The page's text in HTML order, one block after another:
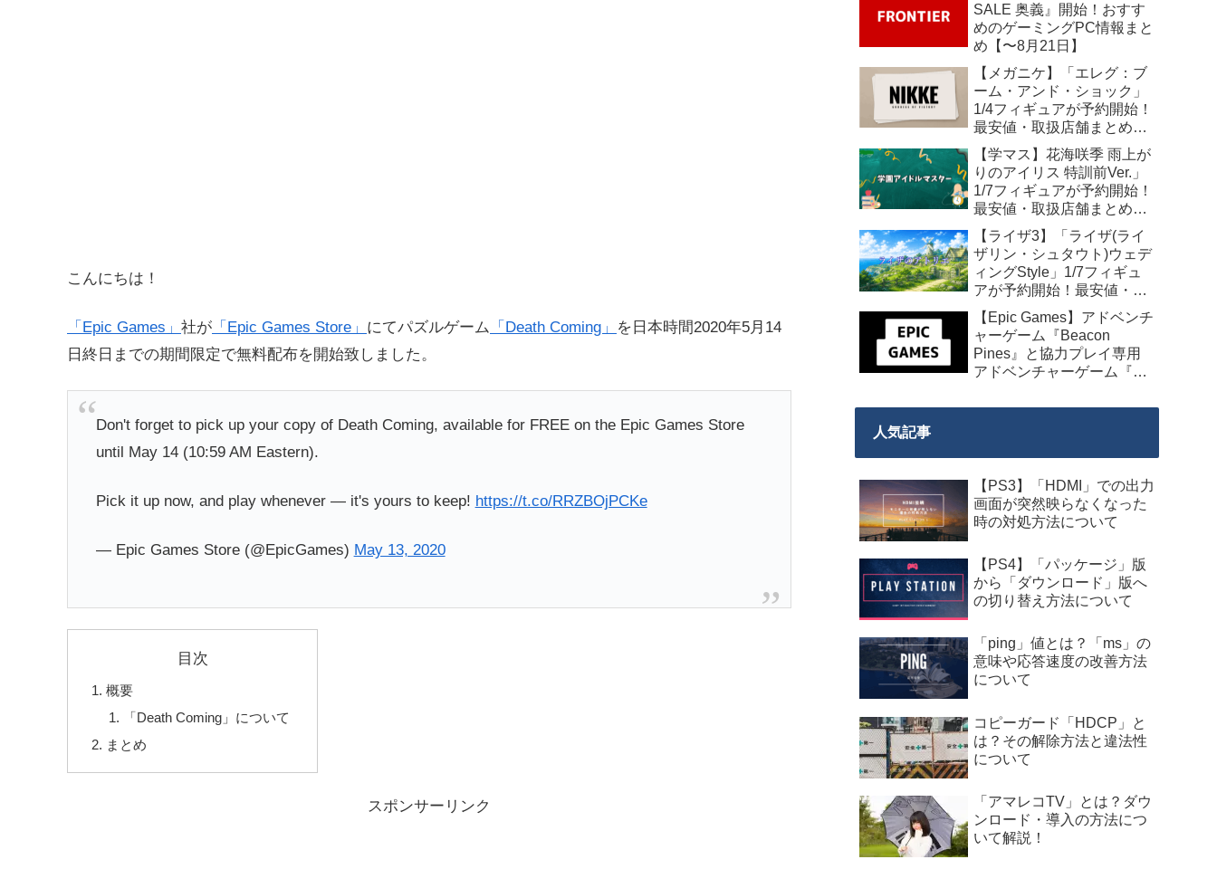
こんにちは！
「Epic Games」 社が 「Epic Games Store」 にてパズルゲーム 「Death Coming」
を日本時間2020年5月14
日終日までの期間限定で無料配布を開始致しました。
Don't forget to pick up your copy of Death Coming, available for FREE on the Epic Games Store
until May 14 (10:59 AM Eastern).
Pick it up now, and play whenever — it's yours to keep! https://t.co/RRZBOjPCKe
— Epic Games Store (@EpicGames) May 13, 2020
目次
概要
「Death Coming」について
まとめ
スポンサーリンク
SALE 奥義』開始！おすす
めのゲーミングPC情報まと
め【〜8月21日】
【メガニケ】「エレグ：ブ
ーム・アンド・ショック」
1/4フィギュアが予約開始！
最安値・取扱店舗まとめ
【2027年10月発売】
【学マス】花海咲季 雨上が
りのアイリス 特訓前Ver.」
1/7フィギュアが予約開始！
最安値・取扱店舗まとめ
【2027年4月発売】
【ライザ3】「ライザ(ライ
ザリン・シュタウト)ウェデ
ィングStyle」1/7フィギュ
アが予約開始！最安値・取
扱店舗まとめ【2027年4月
発売】
【Epic Games】アドベンチ
ャーゲーム『Beacon
Pines』と協力プレイ専用
アドベンチャーゲーム『We
料配布が来週2026年8月14
人気記事
【PS3】「HDMI」での出力
画面が突然映らなくなった
時の対処方法について
【PS4】「パッケージ」版
から「ダウンロード」版へ
の切り替え方法について
「ping」値とは？「ms」の
意味や応答速度の改善方法
について
コピーガード「HDCP」と
は？その解除方法と違法性
について
「アマレコTV」とは？ダウ
ンロード・導入の方法につ
いて解説！